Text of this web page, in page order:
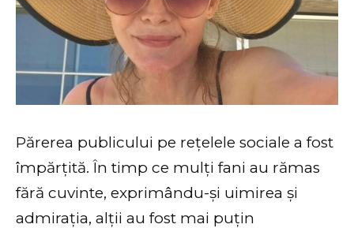
Părerea publicului pe rețelele sociale a fost
împărțită. În timp ce mulți fani au rămas
fără cuvinte, exprimându-și uimirea și
admirația, alții au fost mai puțin